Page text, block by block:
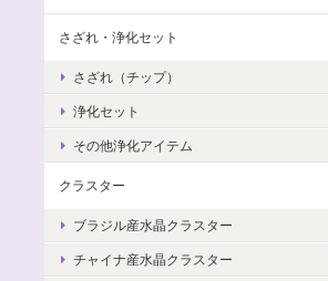
さざれ・浄化セット
さざれ（チップ）
浄化セット
その他浄化アイテム
クラスター
ブラジル産水晶クラスター
チャイナ産水晶クラスター